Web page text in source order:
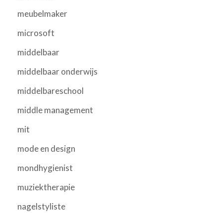
meubelmaker
microsoft
middelbaar
middelbaar onderwijs
middelbareschool
middle management
mit
mode en design
mondhygienist
muziektherapie
nagelstyliste